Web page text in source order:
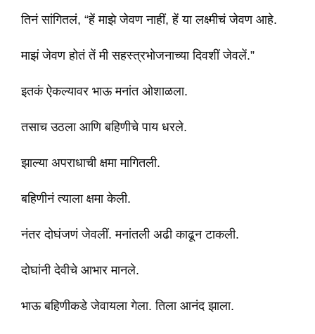
तिनं सांगितलं, “हें माझे जेवण नाहीं, हें या लक्ष्मीचं जेवण आहे.
माझं जेवण होतं तें मी सहस्त्रभोजनाच्या दिवशीं जेवलें.”
इतकं ऐकल्यावर भाऊ मनांत ओशाळला.
तसाच उठला आणि बहिणीचे पाय धरले.
झाल्या अपराधाची क्षमा मागितली.
बहिणीनं त्याला क्षमा केली.
नंतर दोघंजणं जेवलीं. मनांतली अढी काढून टाकली.
दोघांनी देवीचे आभार मानले.
भाऊ बहिणीकडे जेवायला गेला. तिला आनंद झाला.